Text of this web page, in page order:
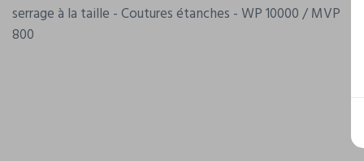
serrage à la taille - Coutures étanches - WP 10000 / MVP
800